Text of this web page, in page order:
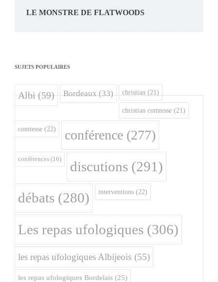
LE MONSTRE DE FLATWOODS
SUJETS POPULAIRES
Albi(59) Bordeaux(33) christian (21)
christian comtesse (21)
comtesse (22) conférence (277)
conférences (16) discutions (291)
débats (280) interventions (22)
Les repas ufologiques (306)
les repas ufologiques Albijeois (55)
les repas ufologiques Bordelais (25)